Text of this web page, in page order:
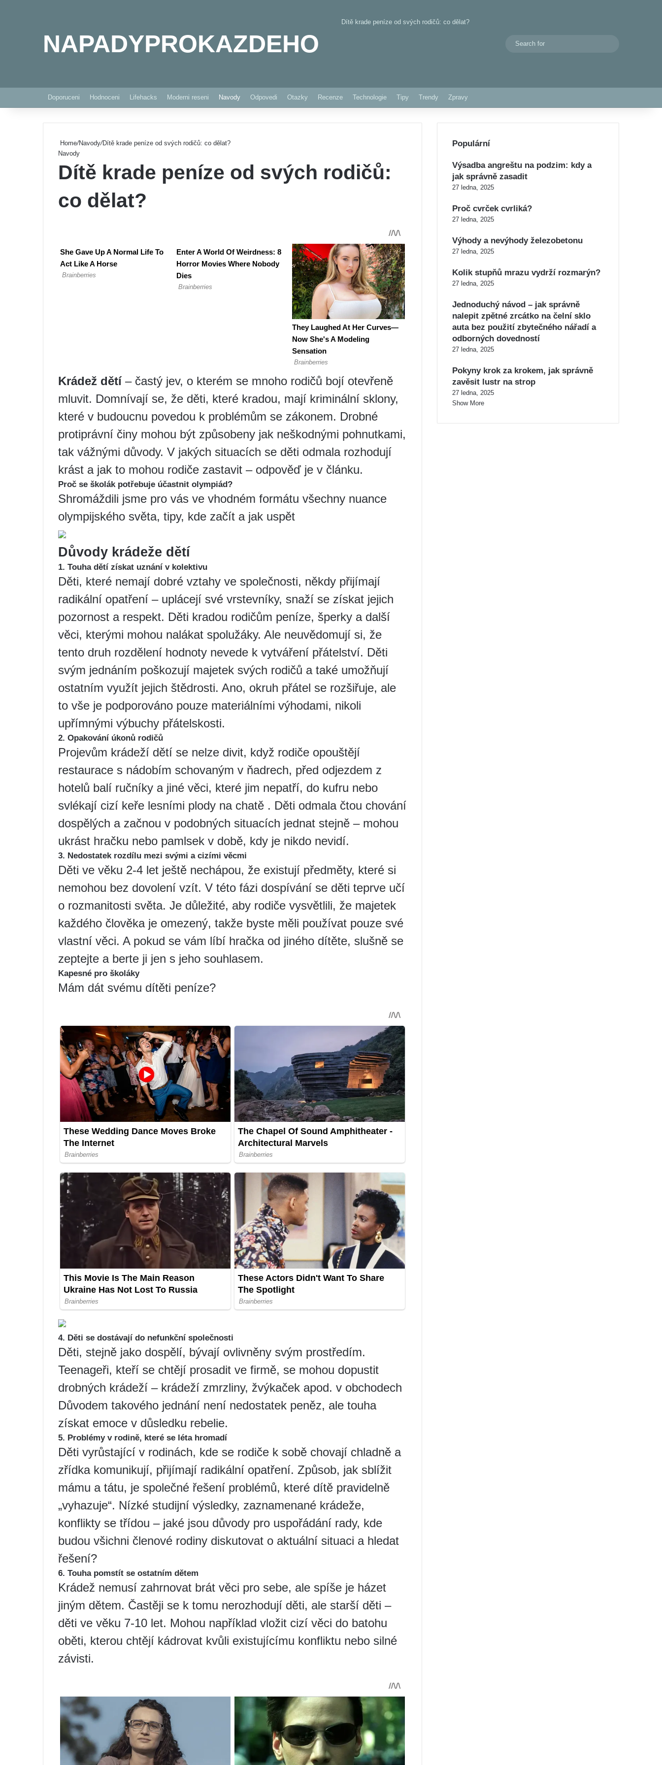
NAPADYPROKAZDEHO
Dítě krade peníze od svých rodičů: co dělat?
Switch skin
Doporuceni Hodnoceni Lifehacks Moderni reseni Navody Odpovedi Otazky Recenze Technologie Tipy Trendy Zpravy
Home/Navody/Dítě krade peníze od svých rodičů: co dělat?
Navody
Dítě krade peníze od svých rodičů:
co dělat?
Krádež dětí– častý jev, o kterém se mnoho rodičů bojí otevřeně
mluvit. Domnívají se, že děti, které kradou, mají kriminální sklony,
které v budoucnu povedou k problémům se zákonem. Drobné
protiprávní činy mohou být způsobeny jak neškodnými pohnutkami,
tak vážnými důvody. V jakých situacích se děti odmala rozhodují
krást a jak to mohou rodiče zastavit – odpověď je v článku.
Proč se školák potřebuje účastnit olympiád?
Shromáždili jsme pro vás ve vhodném formátu všechny nuance
olympijského světa, tipy, kde začít a jak uspět
Důvody krádeže dětí
1. Touha dětí získat uznání v kolektivu
Děti, které nemají dobré vztahy ve společnosti, někdy přijímají
radikální opatření – uplácejí své vrstevníky, snaží se získat jejich
pozornost a respekt. Děti kradou rodičům peníze, šperky a další
věci, kterými mohou nalákat spolužáky. Ale neuvědomují si, že
tento druh rozdělení hodnoty nevede k vytváření přátelství. Děti
svým jednáním poškozují majetek svých rodičů a také umožňují
ostatním využít jejich štědrosti. Ano, okruh přátel se rozšiřuje, ale
to vše je podporováno pouze materiálními výhodami, nikoli
upřímnými výbuchy přátelskosti.
2. Opakování úkonů rodičů
Projevům krádeží dětí se nelze divit, když rodiče opouštějí
restaurace s nádobím schovaným v ňadrech, před odjezdem z
hotelů balí ručníky a jiné věci, které jim nepatří, do kufru nebo
svlékají cizí keře lesními plody na chatě . Děti odmala čtou chování
dospělých a začnou v podobných situacích jednat stejně – mohou
ukrást hračku nebo pamlsek v době, kdy je nikdo nevidí.
3. Nedostatek rozdílu mezi svými a cizími věcmi
Děti ve věku 2-4 let ještě nechápou, že existují předměty, které si
nemohou bez dovolení vzít. V této fázi dospívání se děti teprve učí
o rozmanitosti světa. Je důležité, aby rodiče vysvětlili, že majetek
každého člověka je omezený, takže byste měli používat pouze své
vlastní věci. A pokud se vám líbí hračka od jiného dítěte, slušně se
zeptejte a berte ji jen s jeho souhlasem.
Kapesné pro školáky
Mám dát svému dítěti peníze?
4. Děti se dostávají do nefunkční společnosti
Děti, stejně jako dospělí, bývají ovlivněny svým prostředím.
Teenageři, kteří se chtějí prosadit ve firmě, se mohou dopustit
drobných krádeží – krádeží zmrzliny, žvýkaček apod. v obchodech
Důvodem takového jednání není nedostatek peněz, ale touha
získat emoce v důsledku rebelie.
5. Problémy v rodině, které se léta hromadí
Děti vyrůstající v rodinách, kde se rodiče k sobě chovají chladně a
zřídka komunikují, přijímají radikální opatření. Způsob, jak sblížit
mámu a tátu, je společné řešení problémů, které dítě pravidelně
„vyhazuje“. Nízké studijní výsledky, zaznamenané krádeže,
konflikty se třídou – jaké jsou důvody pro uspořádání rady, kde
budou všichni členové rodiny diskutovat o aktuální situaci a hledat
řešení?
6. Touha pomstít se ostatním dětem
Krádež nemusí zahrnovat brát věci pro sebe, ale spíše je házet
jiným dětem. Častěji se k tomu nerozhodují děti, ale starší děti –
děti ve věku 7-10 let. Mohou například vložit cizí věci do batohu
oběti, kterou chtějí kádrovat kvůli existujícímu konfliktu nebo silné
závisti.
Populární
Výsadba angreštu na podzim: kdy a
jak správně zasadit
27 ledna, 2025
Proč cvrček cvrliká?
27 ledna, 2025
Výhody a nevýhody železobetonu
27 ledna, 2025
Kolik stupňů mrazu vydrží rozmarýn?
27 ledna, 2025
Jednoduchý návod – jak správně
nalepit zpětné zrcátko na čelní sklo
auta bez použití zbytečného nářadí a
odborných dovedností
27 ledna, 2025
Pokyny krok za krokem, jak správně
zavěsit lustr na strop
27 ledna, 2025
Show More